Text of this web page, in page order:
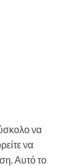
να
να
Αυτό το